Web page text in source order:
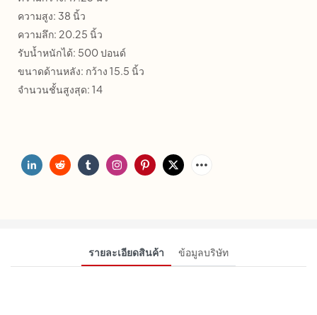
ความสูง: 38 นิ้ว
ความลึก: 20.25 นิ้ว
รับน้ำหนักได้: 500 ปอนด์
ขนาดด้านหลัง: กว้าง 15.5 นิ้ว
จำนวนชั้นสูงสุด: 14
รายละเอียดสินค้า ข้อมูลบริษัท